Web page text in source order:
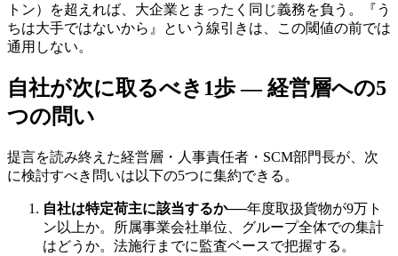
トン）を超えれば、大企業とまったく同じ義務を負う。『う
ちは大手ではないから』という線引きは、この閾値の前では
通用しない。
自社が次に取るべき1歩 — 経営層への5
つの問い
提言を読み終えた経営層・人事責任者・SCM部門長が、次
に検討すべき問いは以下の5つに集約できる。
自社は特定荷主に該当するか──年度取扱貨物が9万ト
ン以上か。所属事業会社単位、グループ全体での集計
はどうか。法施行までに監査ベースで把握する。